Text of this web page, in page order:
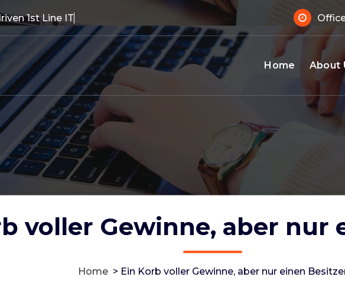
1st Line IT Sup
Home About
voller Gewinne, aber nur
Home > Ein Korb voller Gewinne, aber nur einen